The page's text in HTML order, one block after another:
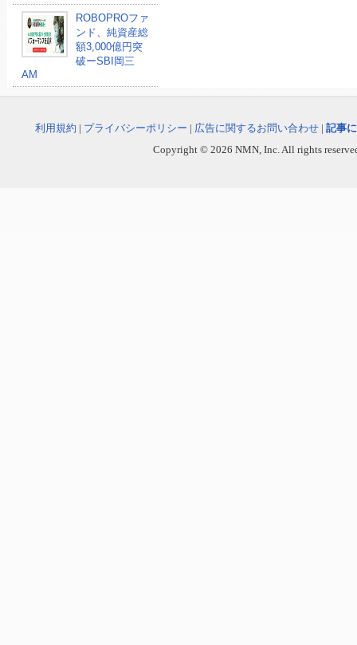
ROBOPROファ
ンド、純資産総
額3,000億円突
破ーSBI岡三
AM
利用規約 | プライバシーポリシー | 広告に関するお問い合わせ | 記事
Copyright © 2026 NMN, Inc. All rights